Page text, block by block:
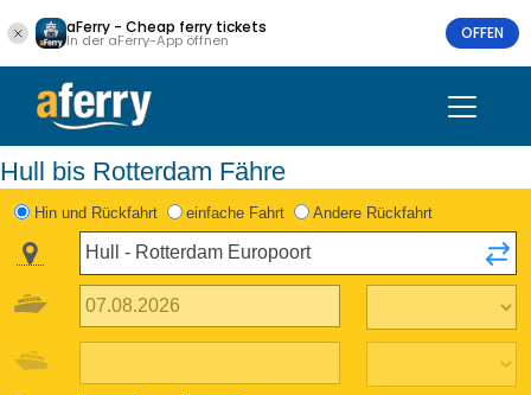
aFerry - Cheap ferry tickets
In der aFerry-App öffnen OFFEN
Hull bis Rotterdam Fähre
Hin und Rückfahrt einfache Fahrt Andere Rückfahrt